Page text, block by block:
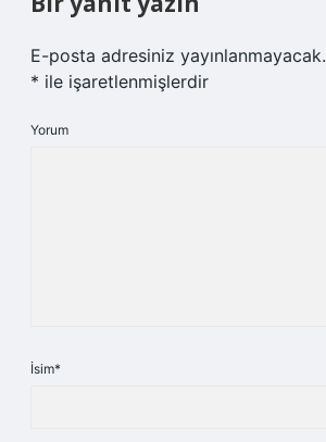
E-posta adresiniz yayınlanmayacak.
* ile işaretlenmişlerdir
Yorum
İsim*